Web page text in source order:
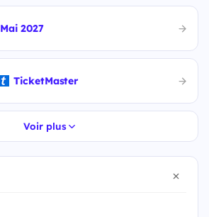
Mai 2027
TicketMaster
Voir plus